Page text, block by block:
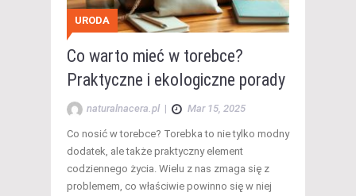
URODA
Co warto mieć w torebce?
Praktyczne i ekologiczne porady
naturalnacera.pl | Mar 15, 2025
Co nosić w torebce? Torebka to nie tylko modny
dodatek, ale także praktyczny element
codziennego życia. Wielu z nas zmaga się z
problemem, co właściwie powinno się w niej